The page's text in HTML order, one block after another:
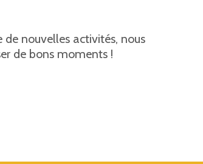
de nouvelles activités, nous
de bons moments !